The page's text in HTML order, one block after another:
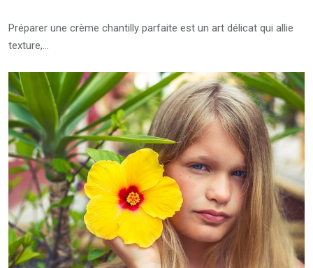
Préparer une crème chantilly parfaite est un art délicat qui allie
texture,…